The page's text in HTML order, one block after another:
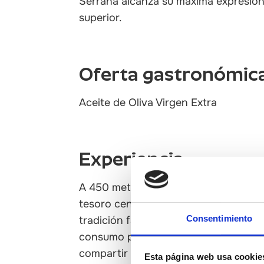
Consentimiento
Esta página web usa
superior.
Oferta
Aceite de Oliva Virgen Extra
Experiencia
A 450 metros de altitud, en Altura,
tesoro centenario: la variedad
tradición familiar que comenzó
consumo propio se ha
compartir con el mundo uno de los